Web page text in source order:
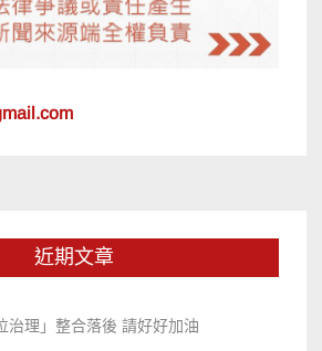
近期文章
治理」整合落後 請好好加油